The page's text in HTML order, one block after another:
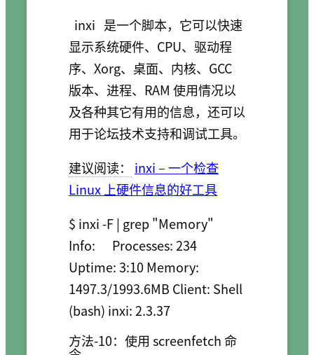
inxi 是一个脚本，它可以快速
显示系统硬件、CPU、驱动程
序、Xorg、桌面、内核、GCC
版本、进程、RAM 使用情况以
及各种其它有用的信息，还可以
用于论坛技术支持和调试工具。
建议阅读：
inxi – 一个检查
Linux 上硬件信息的好工具
$ inxi -F | grep "Memory"
Info:      Processes: 234
Uptime: 3:10 Memory:
1497.3/1993.6MB Client: Shell
(bash) inxi: 2.3.37
方法-10：使用 screenfetch 命